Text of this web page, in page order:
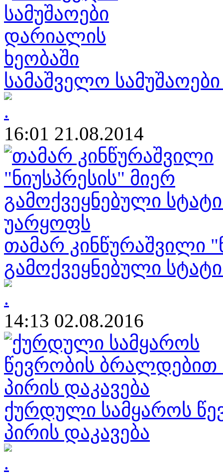
სამაშველო
16:01 21.08.2014
თამარ კინწურაშვილი
გამოქვეყნებული
14:13 02.08.2016
ქურდული სამყაროს
პირის დაკავება